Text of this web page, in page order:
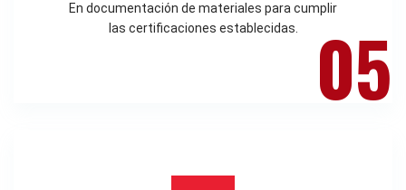
En documentación de materiales para cumplir
las certificaciones establecidas.
05